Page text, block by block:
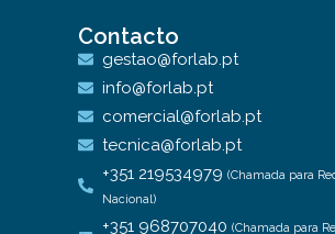
Contacto
gestao@forlab.pt
info@forlab.pt
comercial@forlab.pt
tecnica@forlab.pt
+351 219534979(Chamada para
Nacional)
+351 968707040(Chamada para